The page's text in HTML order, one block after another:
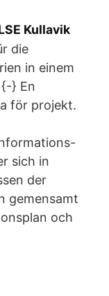
Kullavik
die
in einem
} En
för projekt.
sich in
der
gemensamt
och